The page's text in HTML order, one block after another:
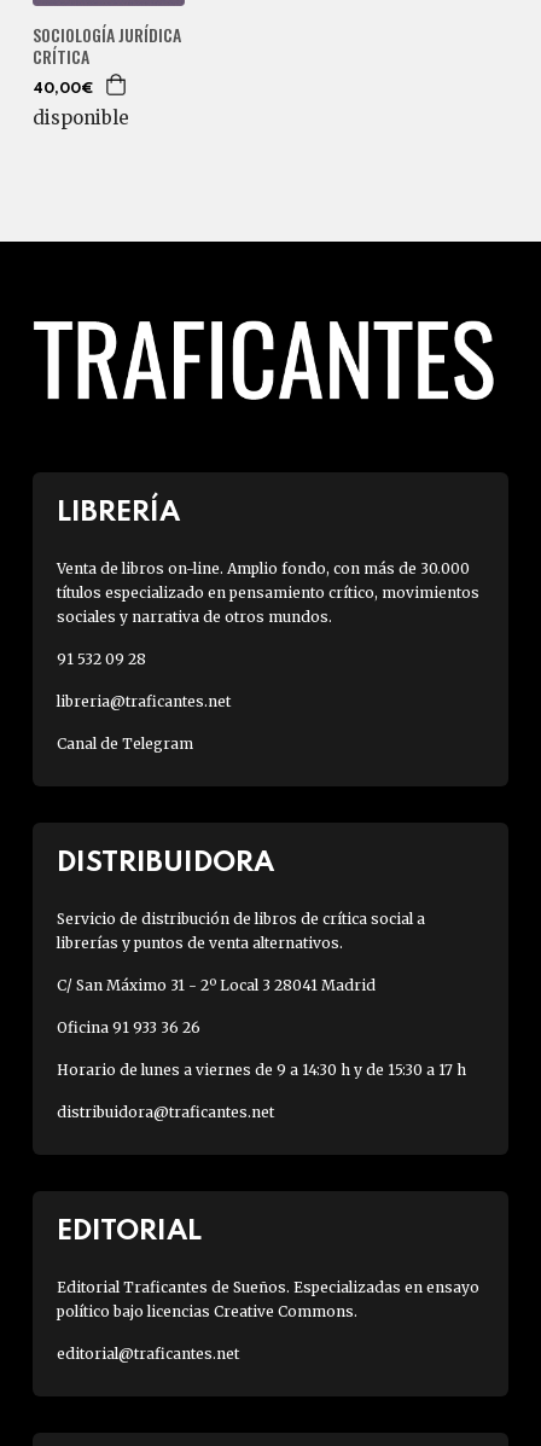
SOCIOLOGÍA JURÍDICA
CRÍTICA
40,00€
disponible
LIBRERÍA
Venta de libros on-line. Amplio fondo, con más de 30.000
títulos especializado en pensamiento crítico, movimientos
sociales y narrativa de otros mundos.
91 532 09 28
libreria@traficantes.net
Canal de Telegram
DISTRIBUIDORA
Servicio de distribución de libros de crítica social a
librerías y puntos de venta alternativos.
C/ San Máximo 31 - 2º Local 3 28041 Madrid
Oficina 91 933 36 26
Horario de lunes a viernes de 9 a 14:30 h y de 15:30 a 17 h
distribuidora@traficantes.net
EDITORIAL
Editorial Traficantes de Sueños. Especializadas en ensayo
político bajo licencias Creative Commons.
editorial@traficantes.net